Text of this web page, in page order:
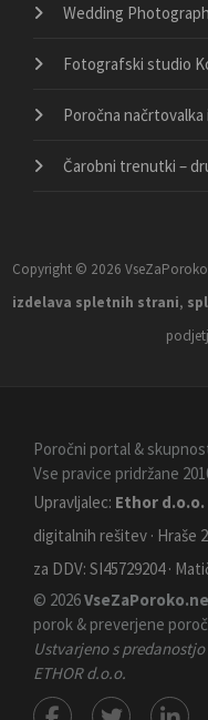
Wedding
Fotografski studio
Poročna načrtovalka
Čarobni trenutki –
Copyright © 2026
izdelava spletnih strani,
Poročni portal &
Vse pravice pridržane
Upravljalec: Ethor d.o.o.
digitalnih rešitev · Hraše
za DDV: SI45729204 ·
© 2026
porok & preverjene
Ustvarjeno s
ETHOR d.o.o.